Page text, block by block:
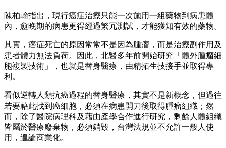
陳柏翰指出，現行癌症治療只能一次施用一組藥物到病患體
內，愈晚期的病患更得經過繁冗測試，才能獲知有效的藥物。
其實，癌症死亡的原因常常不是因為腫瘤，而是治療副作用及
患者體力無法負荷。因此，北醫多年前開始研究「體外腫瘤細
胞複製技術」，也就是替身醫療，由精拓生技接手並取得專
利。
看似逆轉人類抗癌過程的替身醫療，其實不是新概念，但過往
若要藉此找到癌細胞，必須在病患開刀後取得腫瘤組織；然
而，除了醫院病理科及藉由產學合作進行研究，剩餘人體組織
皆屬於醫療廢棄物，必須銷毀，台灣法規並不允許一般人使
用，遑論商業化。